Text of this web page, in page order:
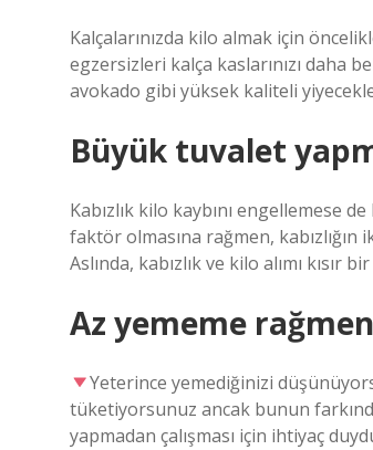
Kalçalarınızda kilo almak için
egzersizleri kalça kaslarınızı daha
avokado gibi yüksek kaliteli
Büyük tuvalet
Kabızlık kilo kaybını engellemese
faktör olmasına rağmen,
Aslında, kabızlık ve kilo alımı kısır
Az yememe
Yeterince yemediğinizi
tüketiyorsunuz ancak bunun
yapmadan çalışması için ihtiyaç